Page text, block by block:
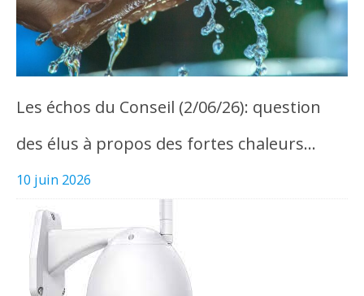
Les échos du Conseil (2/06/26): question
des élus à propos des fortes chaleurs…
10 juin 2026